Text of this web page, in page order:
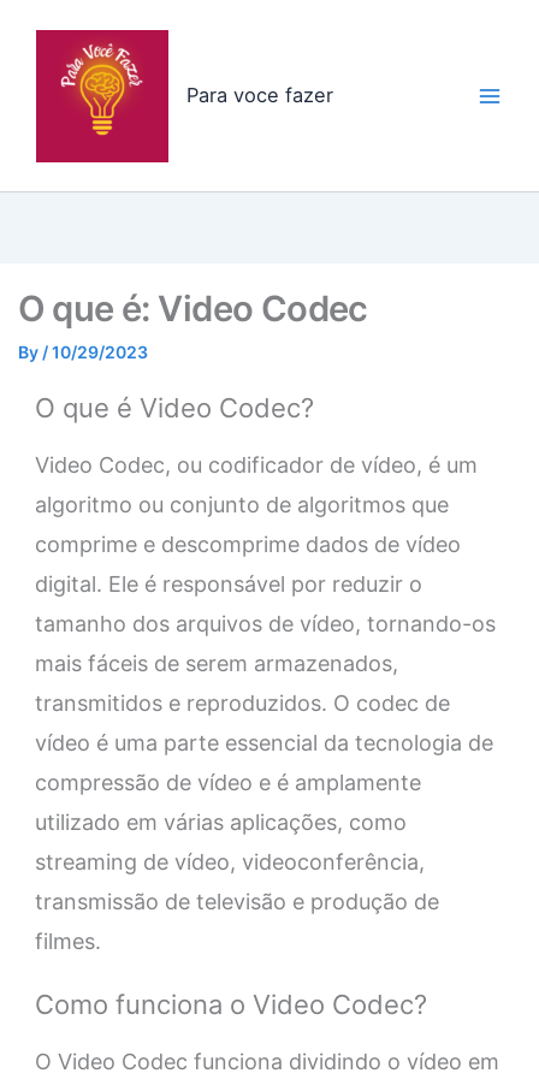
Para voce fazer
O que é: Video Codec
By /10/29/2023
O que é Video Codec?
Video Codec, ou codificador de vídeo, é um
algoritmo ou conjunto de algoritmos que
comprime e descomprime dados de vídeo
digital. Ele é responsável por reduzir o
tamanho dos arquivos de vídeo, tornando-os
mais fáceis de serem armazenados,
transmitidos e reproduzidos. O codec de
vídeo é uma parte essencial da tecnologia de
compressão de vídeo e é amplamente
utilizado em várias aplicações, como
streaming de vídeo, videoconferência,
transmissão de televisão e produção de
filmes.
Como funciona o Video Codec?
O Video Codec funciona dividindo o vídeo em